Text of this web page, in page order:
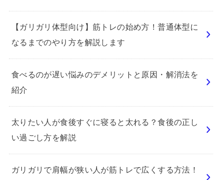
【ガリガリ体型向け】筋トレの始め方！普通体型に
なるまでのやり方を解説します
食べるのが遅い悩みのデメリットと原因・解消法を
紹介
太りたい人が食後すぐに寝ると太れる？食後の正し
い過ごし方を解説
ガリガリで肩幅が狭い人が筋トレで広くする方法！